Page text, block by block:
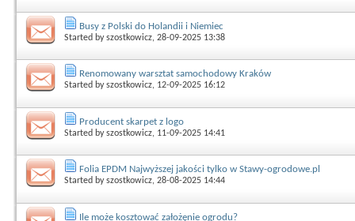
Busy z Polski do Holandii i Niemiec
Started byszostkowicz, 28-09-2025 13:38
Renomowany warsztat samochodowy Kraków
Started byszostkowicz, 12-09-2025 16:12
Producent skarpet z logo
Started byszostkowicz, 11-09-2025 14:41
Folia EPDM Najwyższej jakości tylko w Stawy-ogrodowe.pl
Started byszostkowicz, 28-08-2025 14:44
Ile może kosztować założęnie ogrodu?